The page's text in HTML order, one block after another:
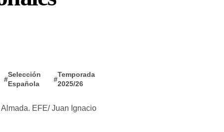
#
Selección
Española
#
Temporada
2025/26
EFE/ Juan Ignacio